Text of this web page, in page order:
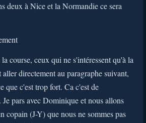
deux à Nice et la Normandie ce sera
course, ceux qui ne s'intéressent qu'à la
directement au paragraphe suivant,
que c'est trop fort. Ca c'est de
pars avec Dominique et nous allons
copain (J-Y) que nous ne sommes pas